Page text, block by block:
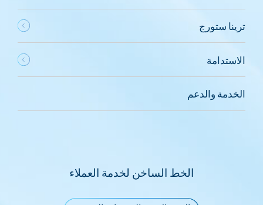
ترينا ستورج
الاستدامة
الخدمة والدعم
الخط الساخن لخدمة العملاء